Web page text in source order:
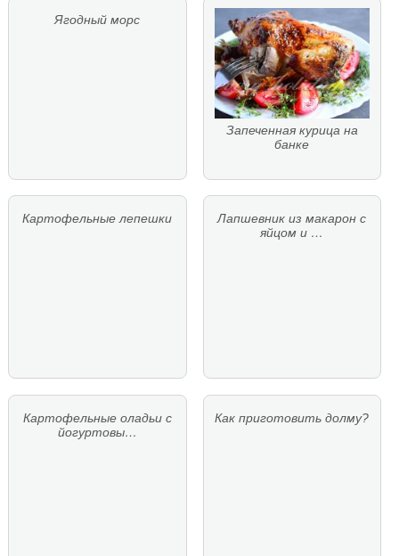
Ягодный морс
Запеченная курица на
банке
Картофельные лепешки
Лапшевник из макарон с
яйцом и …
Картофельные оладьи с
йогуртовы…
Как приготовить долму?